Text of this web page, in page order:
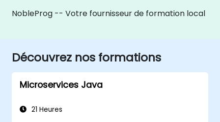
NobleProg -- Votre fournisseur de formation local
Découvrez nos formations
Microservices Java
21 Heures